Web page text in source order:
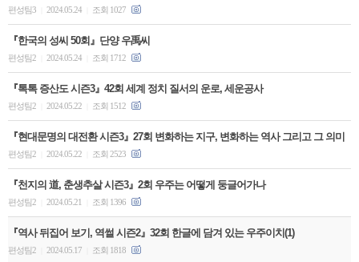
편성팀3 2024.05.24 조회 1027
『한국의 성씨 50회』단양 우禹씨
편성팀2 2024.05.24 조회 1712
『톡톡 증산도 시즌3』42회 세계 정치 질서의 운로, 세운공사
편성팀2 2024.05.22 조회 1512
『현대문명의 대전환 시즌3』27회 변화하는 지구, 변화하는 역사 그리고 그 의미
편성팀2 2024.05.22 조회 2523
『천지의 道, 춘생추살 시즌3』2회 우주는 어떻게 둥글어가나
편성팀2 2024.05.21 조회 1396
『역사 뒤집어 보기, 역썰 시즌2』32회 한글에 담겨 있는 우주이치(1)
편성팀2 2024.05.17 조회 1818